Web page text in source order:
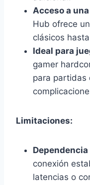
Acceso a
Hub ofrece
clásicos
Ideal para
gamer
para partidas
Limitaciones:
conexión
latencias o